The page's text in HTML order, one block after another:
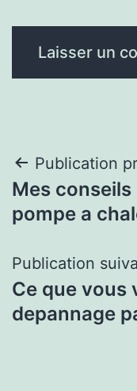
de
Publication
Mes
pompe a
Publication
Ce que vous
depannage